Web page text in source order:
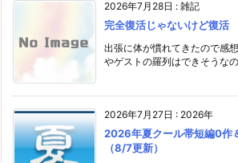
2026年7月28日 : 雑記
完全復活じゃないけど復活
出張に体が慣れてきたので感
やゲストの羅列はできそうな
2026年7月27日 : 2026年
2026年夏クール帯短編0作
（8/7更新）